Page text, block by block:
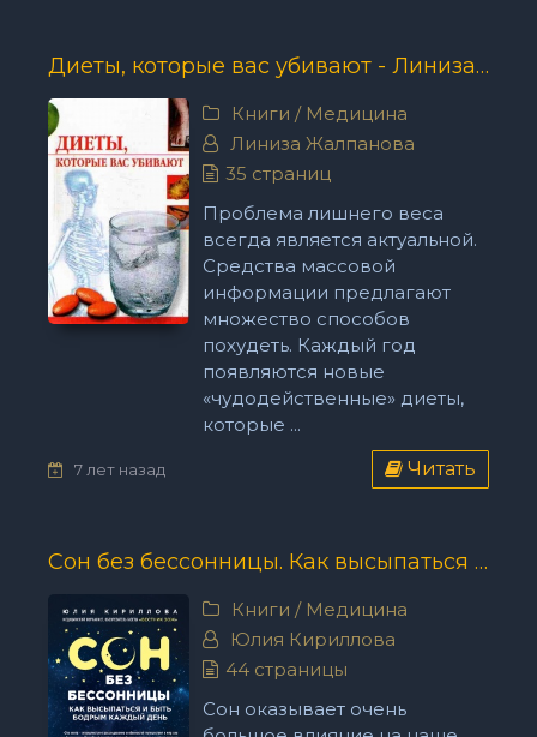
Диеты, которые вас убивают - Линиза Жалпанова
Книги / Медицина
Линиза Жалпанова
35 страниц
Проблема лишнего веса
всегда является актуальной.
Средства массовой
информации предлагают
множество способов
похудеть. Каждый год
появляются новые
«чудодейственные» диеты,
которые ...
7 лет назад Читать
Сон без бессонницы. Как высыпаться и быть бодрым каждый день - Юлия Кириллова
Книги / Медицина
Юлия Кириллова
44 страницы
Сон оказывает очень